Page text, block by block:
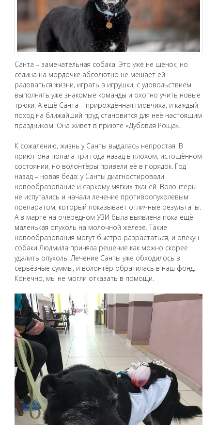
Санта – замечательная собака! Это уже не щенок, но
седина на мордочке абсолютно не мешает ей
радоваться жизни, играть в игрушки, с удовольствием
выполнять уже знакомые команды и охотно учить новые
трюки. А ещё Санта – прирождённая пловчиха, и каждый
поход на ближайший пруд становится для неё настоящим
праздником. Она живёт в приюте «Дубовая Роща».
К сожалению, жизнь у Санты выдалась непростая. В
приют она попала три года назад в плохом, истощённом
состоянии, но волонтёры привели её в порядок. Год
назад – новая беда: у Санты диагностировали
новообразование и саркому мягких тканей. Волонтёры
не испугались и начали лечение противоопухолевым
препаратом, который показывает отличные результаты.
А в марте на очередном УЗИ была выявлена пока ещё
маленькая опухоль на молочной железе. Такие
новообразования могут быстро разрастаться, и опекун
собаки Людмила приняла решение как можно скорее
удалить опухоль. Лечение Санты уже обходилось в
серьёзные суммы, и волонтёр обратилась в наш фонд.
Конечно, мы не могли отказать в помощи.